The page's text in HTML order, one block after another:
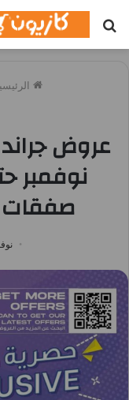
عن
صفقات
نوفمبر